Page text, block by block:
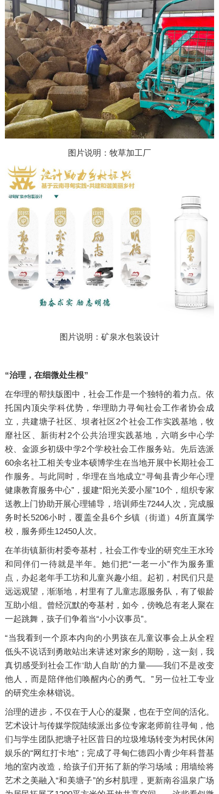
图片说明：牧草加工厂
图片说明：矿泉水包装设计
“治理，在细微处生根”
在华理的帮扶版图中，社会工作是一个独特的着力点。依
托国内顶尖学科优势，华理助力寻甸社会工作者协会成
立，共建塘子社区、坝者社区2个社会工作实践基地，牧
靡社区、新街村2个公共治理实践基地，六哨乡中心学
校、金源乡初级中学2个学校社会工作服务站。先后选派
60余名社工相关专业本硕博学生在当地开展中长期社会工
作服务。与此同时，华理在当地成立“寻甸县青少年心理
健康教育服务中心”，援建“阳光关爱小屋”10个，组织专家
送教上门协助开展心理辅导，培训师生7244人次，完成服
务时长5206小时，覆盖全县6个乡镇（街道）4所直属学
校，服务师生12450人次。
在羊街镇新街村委夸基村，社会工作专业的研究生王水玲
和同伴们一待就是半年。她们把“一老一小”作为服务重
点，办起老年手工坊和儿童兴趣小组。起初，村民们只是
远远观望，渐渐地，村里有了儿童志愿服务队，有了银龄
互助小组。曾经沉默的夸基村，如今，傍晚总有老人聚在
一起跳舞，孩子们争着当“小小议事员”。
“当我看到一个原本内向的小男孩在儿童议事会上从全程
低头不说话到勇敢站出来讲述对家乡的期盼，这一刻，我
真切感受到社会工作‘助人自助’的力量——我们不是改变
他人，而是陪伴他们唤醒内心的勇气。”另一位社工专业
的研究生余林锴说。
治理的进步，不仅在于人心的凝聚，也在于空间的活化。
艺术设计与传媒学院陆续派出多位专家老师前往寻甸，他
们与学生团队把塘子社区昔日的垃圾堆场转变为村民休闲
娱乐的“网红打卡地”；完成了寻甸仁德四小青少年科普基
地的室内改造，给孩子们开拓了新的学习场域；用墙绘将
艺术之美融入“和美塘子”的乡村肌理，更新南谷温泉广场